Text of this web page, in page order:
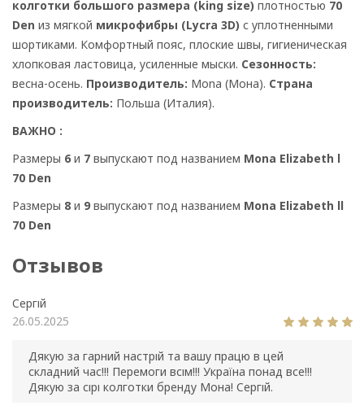
колготки большого размера (king size) плотностью 70
Den из мягкой микрофибры (Lycra 3D) с уплотненными
шортиками. Комфортный пояс, плоские швы, гигиеническая
хлопковая ластовица, усиленные мыски. Сезонность:
весна-осень. Производитель: Mona (Мона). Страна
производитель: Польша (Италия).
ВАЖНО :
Размеры 6 и 7 выпускают под названием Mona Elizabeth l
70 Den
Размеры 8 и 9 выпускают под названием Mona Elizabeth ll
70 Den
Отзывов
Сергій
26.05.2025
Дякую за гарний настрій та вашу працю в цей
складний час!!! Перемоги всім!!! Україна понад все!!!
Дякую за сірі колготки бренду Мона! Сергій.